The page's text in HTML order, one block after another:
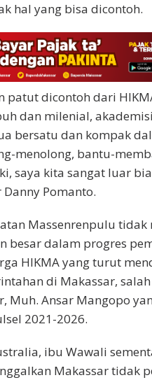
hal yang bisa dicontoh.
patut dicontoh dari
dan milenial,
bersatu dan kompak
menolong, bantu-
saya kita sangat luar
Pomanto.
Massenrenpulu
besar dalam progres
HIKMA yang turut
di Makassar,
Muh. Ansar Mangopo
2021-2026.
ibu Wawali
Makassar tidak